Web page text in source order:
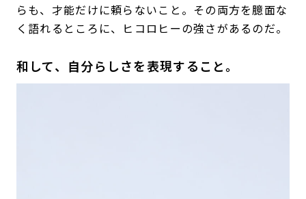
らも、才能だけに頼らないこと。その両方を臆面な
く語れるところに、ヒコロヒーの強さがあるのだ。
和して、自分らしさを表現すること。